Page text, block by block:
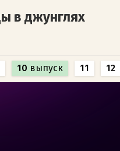
в джунглях
10 выпуск 11 12